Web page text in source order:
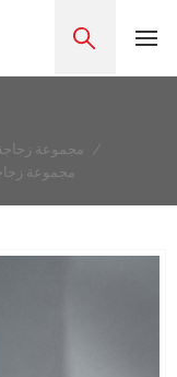
مجموعة
/
مجموعة